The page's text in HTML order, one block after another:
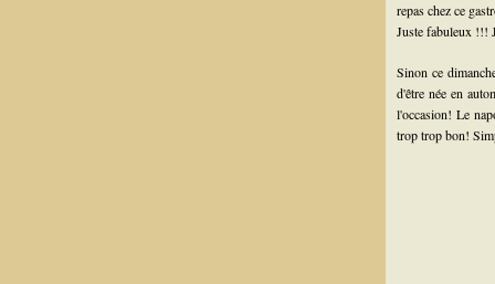
repas chez ce
Juste fabuleux !!!
Sinon ce
d'être née en
l'occasion! Le
trop trop bon!